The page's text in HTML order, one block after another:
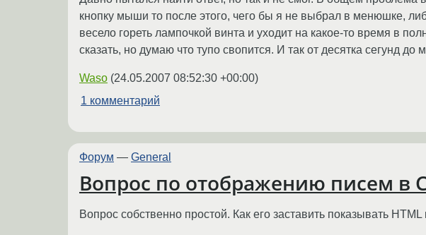
кнопку мыши то после этого, чего бы я не выбрал в менюшке,
весело гореть лампочкой винта и уходит на какое-то время в
сказать, но думаю что тупо свопится. И так от десятка сегунд
Waso (24.05.2007 08:52:30 +00:00)
1 комментарий
Форум — General
Вопрос по отображению писем в
Вопрос собственно простой. Как его заставить показывать